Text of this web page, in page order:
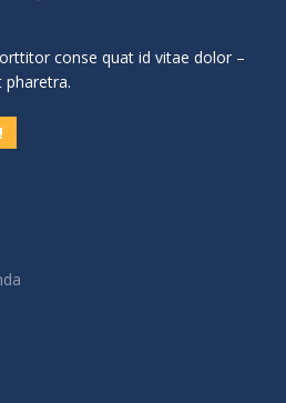
conse quat id vitae dolor –
pharetra.